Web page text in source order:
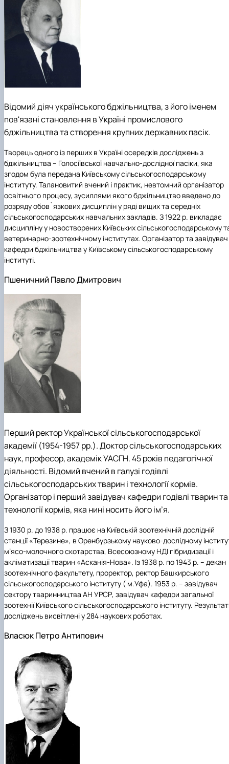
Відомий діяч українського бджільництва, з його іменем
пов'язані становлення в Україні промислового
бджільництва та створення крупних державних пасік.
Творець одного із перших в Україні осередків досліджень з
бджільництва – Голосіївської навчально-дослідної пасіки, яка
згодом була передана Київському сільськогосподарському
інституту. Талановитий вчений і практик, невтомний організатор
освітнього процесу, зусиллями якого бджільництво введено до
розряду обов`язкових дисциплін у ряді вищих та середніх
сільськогосподарських навчальних закладів. З 1922 р. викладає
дисципліну у новостворених Київських сільськогосподарському
ветеринарно-зоотехнічному інститутах. Організатор та завідувач
кафедри бджільництва у Київському сільськогосподарському
інституті.
Пшеничний Павло Дмитрович
Перший ректор Української сільськогосподарської
академії (1954-1957 рр.). Доктор сільськогосподарських
наук, професор, академік УАСГН. 45 років педагогічної
діяльності. Відомий вчений в галузі годівлі
сільськогосподарських тварин і технології кормів.
Організатор і перший завідувач кафедри годівлі тварин та
технології кормів, яка нині носить його ім’я.
З 1930 р. до 1938 р. працює на Київській зоотехнічній дослідній
станції «Терезине», в Оренбурзькому науково-дослідному
м’ясо-молочного скотарства, Всесоюзному НДІ гібридизації і
акліматизації тварин «Асканія-Нова». Із 1938 р. по 1943 р. – декан
зоотехнічного факультету, проректор, ректор Башкирського
сільськогосподарського інституту ( м.Уфа). 1953 р. – завідувач
сектору тваринництва АН УРСР, завідувач кафедри загальної
зоотехнії Київського сільськогосподарського інституту.
досліджень висвітлені у 284 наукових роботах.
Власюк Петро Антипович